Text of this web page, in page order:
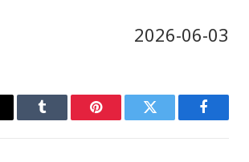
‎2026-‎06-‎03
فيسبوك تويتر بينتيريستTumblr